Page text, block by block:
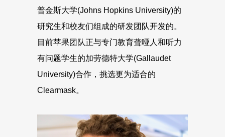
普金斯大学(Johns Hopkins University)的
研究生和校友们组成的研发团队开发的。
目前苹果团队正与专门教育聋哑人和听力
有问题学生的加劳德特大学(Gallaudet
University)合作，挑选更为适合的
Clearmask。